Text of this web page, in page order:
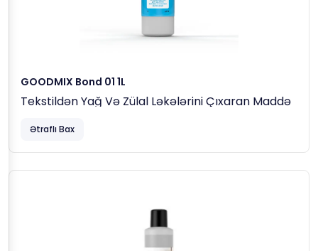
GOODMIX Bond 01 1L
Tekstildən Yağ Və Zülal Ləkələrini Çıxaran Maddə
Ətraflı Bax